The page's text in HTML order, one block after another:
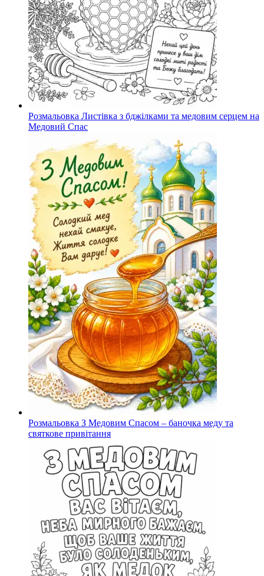
Розмальовка Листівка з бджілками та медовим серцем на
Медовий Спас
Розмальовка З Медовим Спасом – баночка меду та
святкове привітання